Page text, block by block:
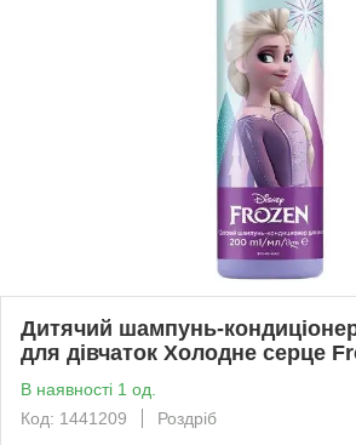
Дитячий шампунь-
для дівчаток Холодне серце
В наявності 1 од.
Код: 1441209
Роздріб